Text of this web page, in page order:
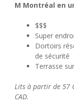
M Montréal en
$$$
Super
Dortoirs
de sécurité
Terrasse
Lits à partir de 57
CAD.